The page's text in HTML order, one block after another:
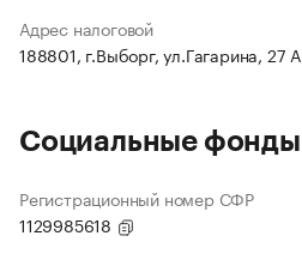
Адрес налоговой
188801, г.Выборг, ул.Гагарина, 27 А
Социальные фонды
Регистрационный номер СФР
1129985618